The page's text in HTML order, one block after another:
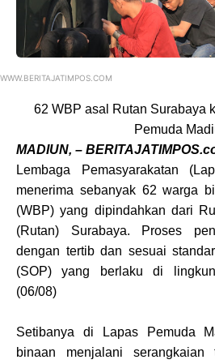
WWW.BERITAJATIMPOS.COM
62 WBP asal Rutan Surabaya
Pemuda
MADIUN, –
Lembaga Pemasyarakatan
menerima sebanyak 62 warga
(WBP) yang dipindahkan dari
(Rutan) Surabaya. Proses
dengan tertib dan sesuai
(SOP) yang berlaku di
(06/08)
Setibanya di Lapas Pemuda
binaan menjalani serangkaian